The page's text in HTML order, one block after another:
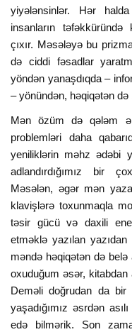
yiyələnsinlər. Hər
insanların təfəkküründə
çıxır. Məsələyə bu
də ciddi fəsadlar
yöndən yanaşdıqda –
– yönündən, həqiqətən də
Mən özüm də qələm
problemləri daha
yeniliklərin məhz ədəbi
adlandırdığımız bir
Məsələn, əgər mən
klavişlərə toxunmaqla
təsir gücü və daxili
etməklə yazılan
məndə həqiqətən də belə
oxuduğum əsər, kitabdan
Deməli doğrudan da
yaşadığımız əsrdən
edə bilmərik. Son